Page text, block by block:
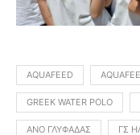
AQUAFEED
GREEK WATER POLO
ΑΝΟ ΓΛΥΦΆΔΑΣ ΓΣ